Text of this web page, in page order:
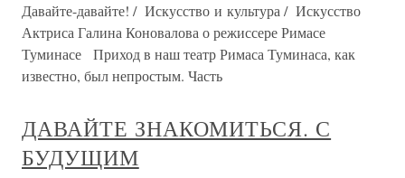
Давайте-давайте! / Искусство и культура / Искусство
Актриса Галина Коновалова о режиссере Римасе
Туминасе Приход в наш театр Римаса Туминаса, как
известно, был непростым. Часть
ДАВАЙТЕ ЗНАКОМИТЬСЯ. С
БУДУЩИМ